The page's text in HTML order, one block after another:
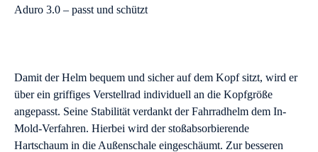
Aduro 3.0 – passt und schützt
Damit der Helm bequem und sicher auf dem Kopf sitzt, wird er
über ein griffiges Verstellrad individuell an die Kopfgröße
angepasst. Seine Stabilität verdankt der Fahrradhelm dem In-
Mold-Verfahren. Hierbei wird der stoßabsorbierende
Hartschaum in die Außenschale eingeschäumt. Zur besseren